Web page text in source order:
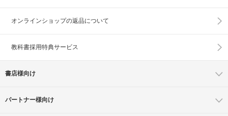
オンラインショップの返品について
教科書採用特典サービス
書店様向け
パートナー様向け